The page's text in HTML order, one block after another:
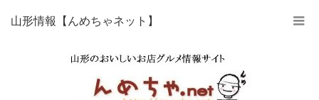
山形情報【んめちゃネット】